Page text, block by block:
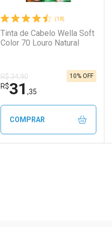
(18)
Tinta de Cabelo Wella Soft
Color 70 Louro Natural
R$ 34,90
R$31 ,35
10% OFF
COMPRAR